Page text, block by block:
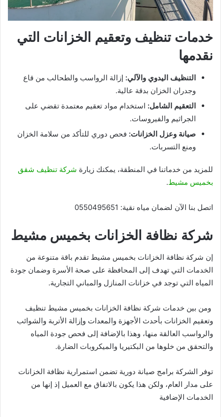
خدمات تنظيف وتعقيم الخزانات التي
نقدمها
التنظيف اليدوي والآلي: إزالة الرواسب والطحالب من قاع
وجدران الخزان بدقة عالية.
التعقيم الشامل: استخدام مواد تعقيم معتمدة تقضي على
الجراثيم والفيروسات.
صيانة وعزل الخزانات: فحص دوري للتأكد من سلامة الخزان
ومنع التسربات.
للمزيد من خدماتنا في المنطقة، يمكنك زيارة شركة تنظيف شقق
بخميس مشيط.
اتصل بنا الآن لضمان مياه نقية: 0550495651
شركة نظافة الخزانات بخميس مشيط
إن شركة نظافة الخزانات بخميس مشيط تقدم باقة متنوعة من
الخدمات التي تهدف إلى المحافظة على صحة الأسرة وضمان جودة
المياه التي توجد في خزانات المنازل والمباني التجارية.
ومن بين خدمات شركة نظافة الخزانات بخميس مشيط تنظيف
وتعقيم الخزانات بأحدث الأجهزة والمعدات وإزالة الأتربة والشوائب
والرواسب العالقة منها، وهذا بالإضافة إلى فحص جودة المياه
والتحقق من خلوها من البكتيريا والميكروبات الضارة.
توفر الشركة برامج صيانة دورية تضمن استمرارية نظافة الخزانات
على مدار العام، ولكن هذا يكون بالاتفاق مع العميل إذ إنها من
الخدمات الإضافية